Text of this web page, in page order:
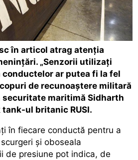
în articol atrag atenția
„Senzorii utilizați
ar putea fi la fel
de recunoaștere militară
securitate maritimă Sidharth
ul britanic RUSI.
în fiecare conductă pentru a
și oboseala
de presiune pot indica, de